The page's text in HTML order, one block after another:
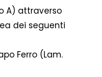
A) attraverso
dei seguenti
Ferro (Lam.